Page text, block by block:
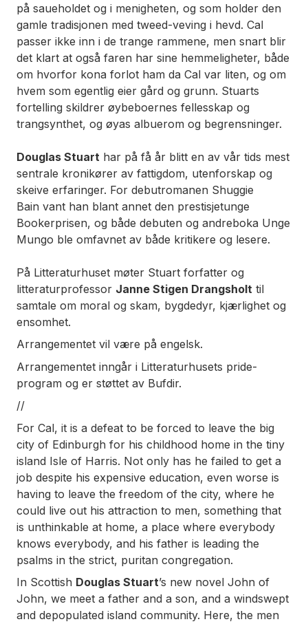
på saueholdet og i menigheten, og som holder den
gamle tradisjonen med tweed-veving i hevd. Cal
passer ikke inn i de trange rammene, men snart blir
det klart at også faren har sine hemmeligheter, både
om hvorfor kona forlot ham da Cal var liten, og om
hvem som egentlig eier gård og grunn. Stuarts
fortelling skildrer øybeboernes fellesskap og
trangsynthet, og øyas albuerom og begrensninger.
Douglas Stuart har på få år blitt en av vår tids mest
sentrale kronikører av fattigdom, utenforskap og
skeive erfaringer. For debutromanen Shuggie
Bain vant han blant annet den prestisjetunge
Bookerprisen, og både debuten og andreboka Unge
Mungo ble omfavnet av både kritikere og lesere.
På Litteraturhuset møter Stuart forfatter og
litteraturprofessor Janne Stigen Drangsholt til
samtale om moral og skam, bygdedyr, kjærlighet og
ensomhet.
Arrangementet vil være på engelsk.
Arrangementet inngår i Litteraturhusets pride-
program og er støttet av Bufdir.
//
For Cal, it is a defeat to be forced to leave the big
city of Edinburgh for his childhood home in the tiny
island Isle of Harris. Not only has he failed to get a
job despite his expensive education, even worse is
having to leave the freedom of the city, where he
could live out his attraction to men, something that
is unthinkable at home, a place where everybody
knows everybody, and his father is leading the
psalms in the strict, puritan congregation.
In Scottish Douglas Stuart’s new novel John of
John, we meet a father and a son, and a windswept
and depopulated island community. Here, the men